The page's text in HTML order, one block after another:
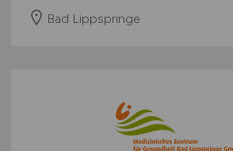
Bad Lippspringe